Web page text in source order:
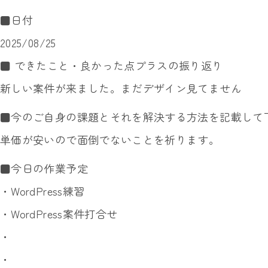
■日付
2025/08/25
■ できたこと・良かった点プラスの振り返り
新しい案件が来ました。まだデザイン見てません
■今のご自身の課題とそれを解決する方法を記載して
単価が安いので面倒でないことを祈ります。
■今日の作業予定
・WordPress練習
・WordPress案件打合せ
・
・